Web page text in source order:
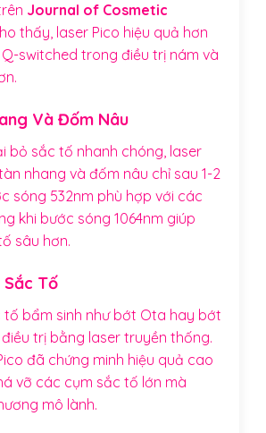
Journal of Cosmetic
thấy, laser Pico hiệu quả hơn
switched trong điều trị nám và
Và Đốm Nâu
bỏ sắc tố nhanh chóng, laser
nhang và đốm nâu chỉ sau 1-2
sóng 532nm phù hợp với các
khi bước sóng 1064nm giúp
sâu hơn.
Tố
bẩm sinh như bớt Ota hay bớt
trị bằng laser truyền thống.
đã chứng minh hiệu quả cao
vỡ các cụm sắc tố lớn mà
mô lành.